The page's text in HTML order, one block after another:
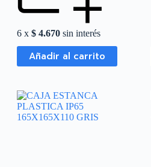
6 x$ 4.670 sin interés
Añadir al carrito